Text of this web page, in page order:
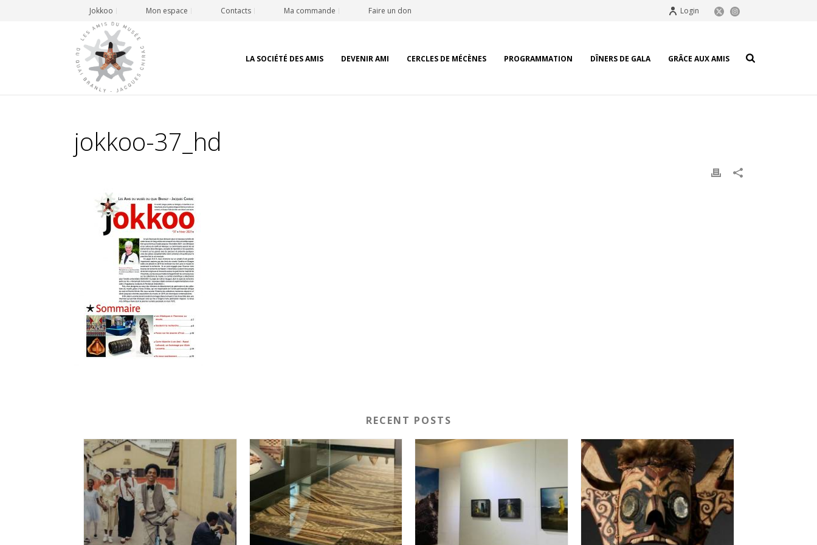
Jokkoo Mon espace Contacts Ma commande Faire un don Login
LA SOCIÉTÉ DES AMIS DEVENIR AMI CERCLES DE MÉCÈNES PROGRAMMATION DÎNERS DE GALA GRÂCE AUX AMIS
jokkoo-37_hd
RECENT POSTS